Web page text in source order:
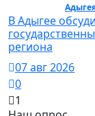
В Адыгее
региона
07 авг 2026
0
1